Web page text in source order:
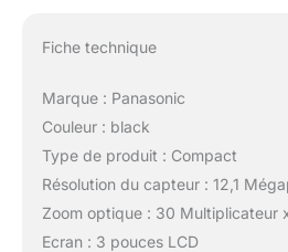
Fiche technique
Marque : Panasonic
Couleur : black
Type de produit : Compact
Résolution du capteur : 12,1
Zoom optique : 30 Multiplicateur
Ecran : 3 pouces LCD